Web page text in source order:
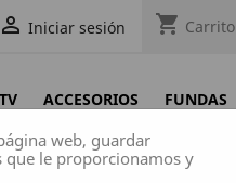
 Iniciar sesión shopping_cart Carrito
ACCESORIOS FUNDAS
web, guardar
que le proporcionamos y